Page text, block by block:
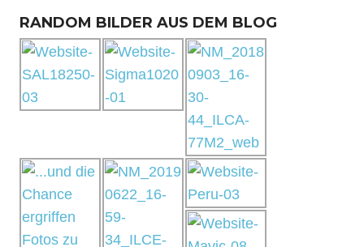
RANDOM BILDER AUS DEM BLOG